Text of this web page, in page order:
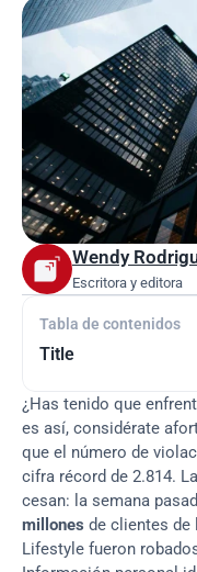
Tabla de contenidos
Title
Wendy
Escritora y editora
¿Has tenido que
es así, considérate
que el número de
cifra récord de 2.814.
cesan: la semana
millones de clientes de
Lifestyle fueron